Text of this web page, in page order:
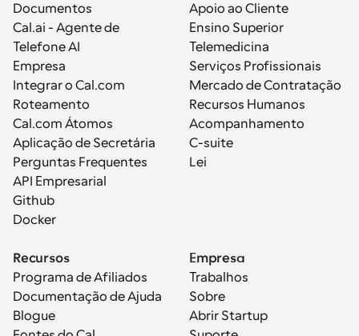
Documentos
Cal.ai - Agente de
Telefone AI
Empresa
Integrar o Cal.com
Roteamento
Cal.com Átomos
Aplicação de Secretária
Perguntas Frequentes
API Empresarial
Github
Docker
Apoio ao Cliente
Ensino Superior
Telemedicina
Serviços Profissionais
Mercado de Contratação
Recursos Humanos
Acompanhamento
C-suite
Lei
Recursos
Programa de Afiliados
Documentação de Ajuda
Blogue
Empresa
Trabalhos
Sobre
Abrir Startup